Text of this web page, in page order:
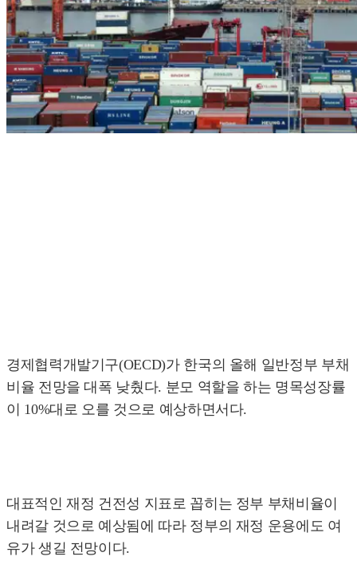
경제협력개발기구(OECD)가 한국의 올해 일반정부 부채
비율 전망을 대폭 낮췄다. 분모 역할을 하는 명목성장률
이 10%대로 오를 것으로 예상하면서다.
대표적인 재정 건전성 지표로 꼽히는 정부 부채비율이
내려갈 것으로 예상됨에 따라 정부의 재정 운용에도 여
유가 생길 전망이다.